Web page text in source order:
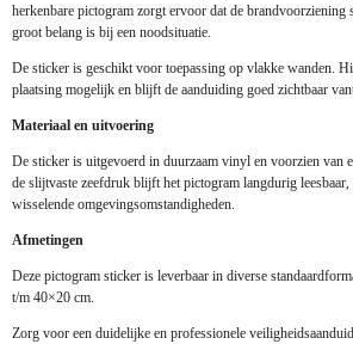
herkenbare pictogram zorgt ervoor dat de
groot belang is bij een noodsituatie.
De sticker is geschikt voor toepassing op vlakke wanden.
plaatsing mogelijk en blijft de aanduiding goed zichtbaar
Materiaal en uitvoering
De sticker is uitgevoerd in duurzaam vinyl en voorzien van
de slijtvaste zeefdruk blijft het pictogram langdurig
wisselende omgevingsomstandigheden.
Afmetingen
Deze pictogram sticker is leverbaar in diverse
t/m 40×20 cm.
Zorg voor een duidelijke en professionele